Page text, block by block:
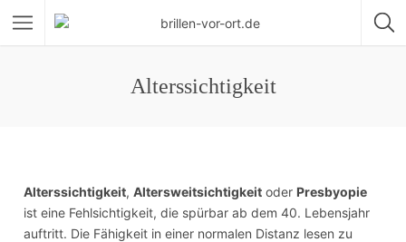
Alterssichtigkeit
Alterssichtigkeit, Altersweitsichtigkeit oder Presbyopie
ist eine Fehlsichtigkeit, die spürbar ab dem 40. Lebensjahr
auftritt. Die Fähigkeit in einer normalen Distanz lesen zu